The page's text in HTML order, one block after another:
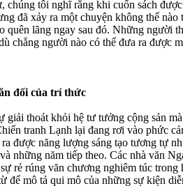
, chúng tôi nghĩ rằng khi cuốn sách
đã xảy ra một chuyện không thể
quên lãng ngay sau đó. Những người
chẳng người nào có thể đưa ra được
đối của trí thức
giải thoát khỏi hệ tư tưởng cộng sản
tranh Lạnh lại đang rơi vào phức
được năng lượng sáng tạo tương tự
những năm tiếp theo. Các nhà văn
rẻ rúng văn chương nghiêm túc
để mô tả qui mô của những sự kiện